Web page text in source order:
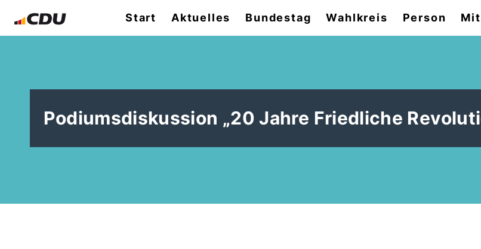
Start Aktuelles Bundestag Wahlkreis Person
Podiumsdiskussion „20 Jahre Friedliche